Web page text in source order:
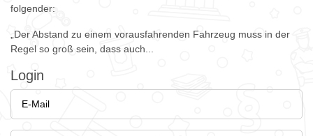
folgender:
„Der Abstand zu einem vorausfahrenden Fahrzeug muss in der
Regel so groß sein, dass auch...
Login